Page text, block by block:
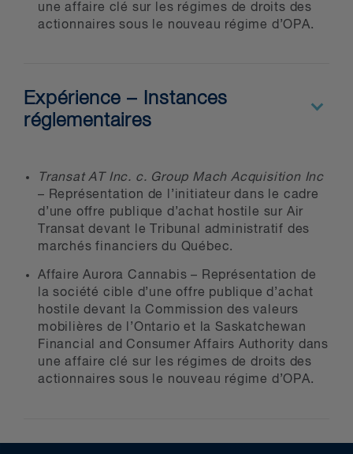
une affaire clé sur les régimes de droits des
actionnaires sous le nouveau régime d’OPA.
Expérience – Instances
réglementaires
Transat AT Inc. c. Group Mach Acquisition Inc
– Représentation de l’initiateur dans le cadre
d’une offre publique d’achat hostile sur Air
Transat devant le Tribunal administratif des
marchés financiers du Québec.
Affaire Aurora Cannabis – Représentation de
la société cible d’une offre publique d’achat
hostile devant la Commission des valeurs
mobilières de l’Ontario et la Saskatchewan
Financial and Consumer Affairs Authority dans
une affaire clé sur les régimes de droits des
actionnaires sous le nouveau régime d’OPA.